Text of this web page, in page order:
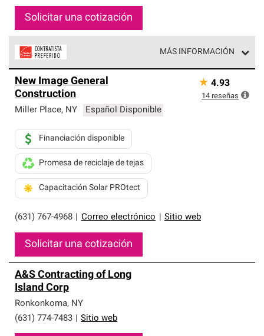
Solicitar una cotización
MÁS INFORMACIÓN
parte de una red exclusiva de profesionales de techos
que cumplen con altos estándares y requisitos estrictos
de profesionalismo y confiabilidad.
New Image General
Construction
Miller Place, NY Español Disponible
(631) 767-4968 Correo electrónico Sitio web
Financiación disponible
Promesa de reciclaje de tejas
Capacitación Solar PROtect
Solicitar una cotización
★ 4.93
14 reseñas
A&S Contracting of Long
Island Corp
Ronkonkoma, NY
(631) 774-7483
Sitio web